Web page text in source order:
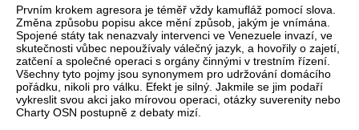
Prvním krokem agresora je téměř vždy kamufláž pomocí slova.
Změna způsobu popisu akce mění způsob, jakým je vnímána.
Spojené státy tak nenazvaly intervenci ve Venezuele invazí, ve
skutečnosti vůbec nepoužívaly válečný jazyk, a hovořily o zajetí,
zatčení a společné operaci s orgány činnými v trestním řízení.
Všechny tyto pojmy jsou synonymem pro udržování domácího
pořádku, nikoli pro válku. Efekt je silný. Jakmile se jim podaří
vykreslit svou akci jako mírovou operaci, otázky suverenity nebo
Charty OSN postupně z debaty mizí.